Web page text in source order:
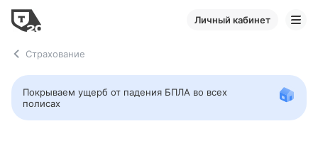
Личный кабинет
Страхование
Покрываем ущерб от падения БПЛА во всех
полисах